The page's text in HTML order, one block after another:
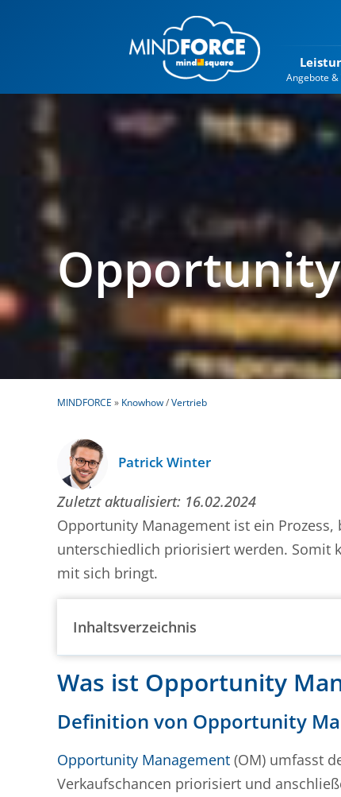
Angebote
MINDFORCE » Knowhow/Vertrieb
Patrick Winter
Zuletzt aktualisiert: 16.02.2024
Opportunity Management ist ein
unterschiedlich priorisiert werden. Somit
mit sich bringt.
Inhaltsverzeichnis
Was ist Opportunity
Definition von Opportunity
Opportunity Management (OM) umfasst
Verkaufschancen priorisiert und